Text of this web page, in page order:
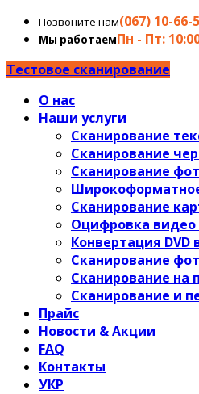
Позвоните нам(067) 10-66-
Мы работаемПн - Пт:
Тестовое сканирование
О нас
Наши услуги
Сканирование
Сканирование
Сканирование
Сканирование
Оцифровка видео
Конвертация DVD
Сканирование
Сканирование на
Сканирование и
Прайс
Новости & Акции
FAQ
Контакты
УКР